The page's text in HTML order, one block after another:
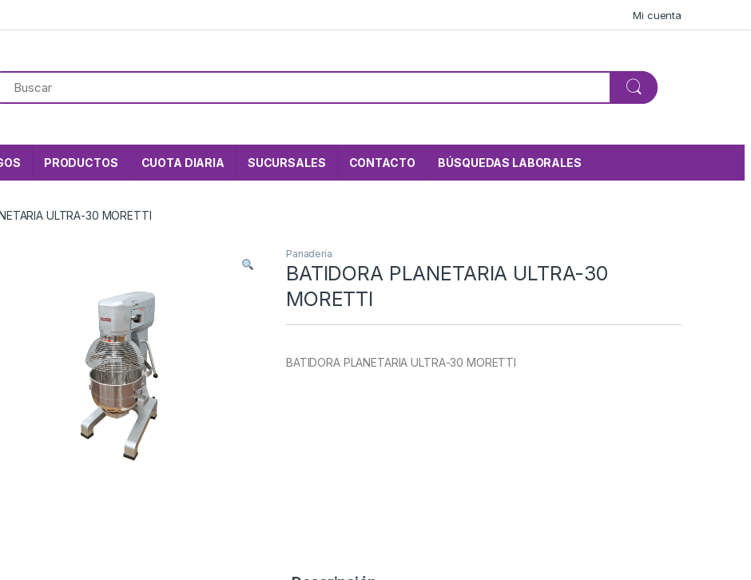
Mi cuenta
PRODUCTOS CUOTA DIARIA SUCURSALES CONTACTO BÚSQUEDAS LABORALES
ULTRA-30 MORETTI
Panadería
BATIDORA PLANETARIA ULTRA-30
MORETTI
BATIDORA PLANETARIA ULTRA-30 MORETTI